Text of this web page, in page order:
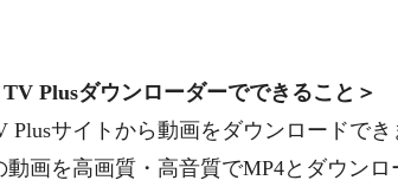
TV Plusダウンローダーでできること＞
サイトから動画をダウンロードでき
画を高画質・高音質でMP4とダウンロ